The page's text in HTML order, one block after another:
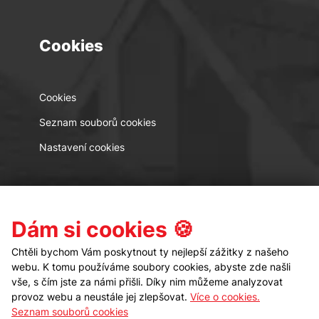
Cookies
Cookies
Seznam souborů cookies
Nastavení cookies
Kontakt Sledujte nás
Dám si cookies 🍪
Chtěli bychom Vám poskytnout ty nejlepší zážitky z našeho
webu. K tomu používáme soubory cookies, abyste zde našli
vše, s čím jste za námi přišli. Díky nim můžeme analyzovat
provoz webu a neustále jej zlepšovat. Více o cookies.
Seznam souborů cookies